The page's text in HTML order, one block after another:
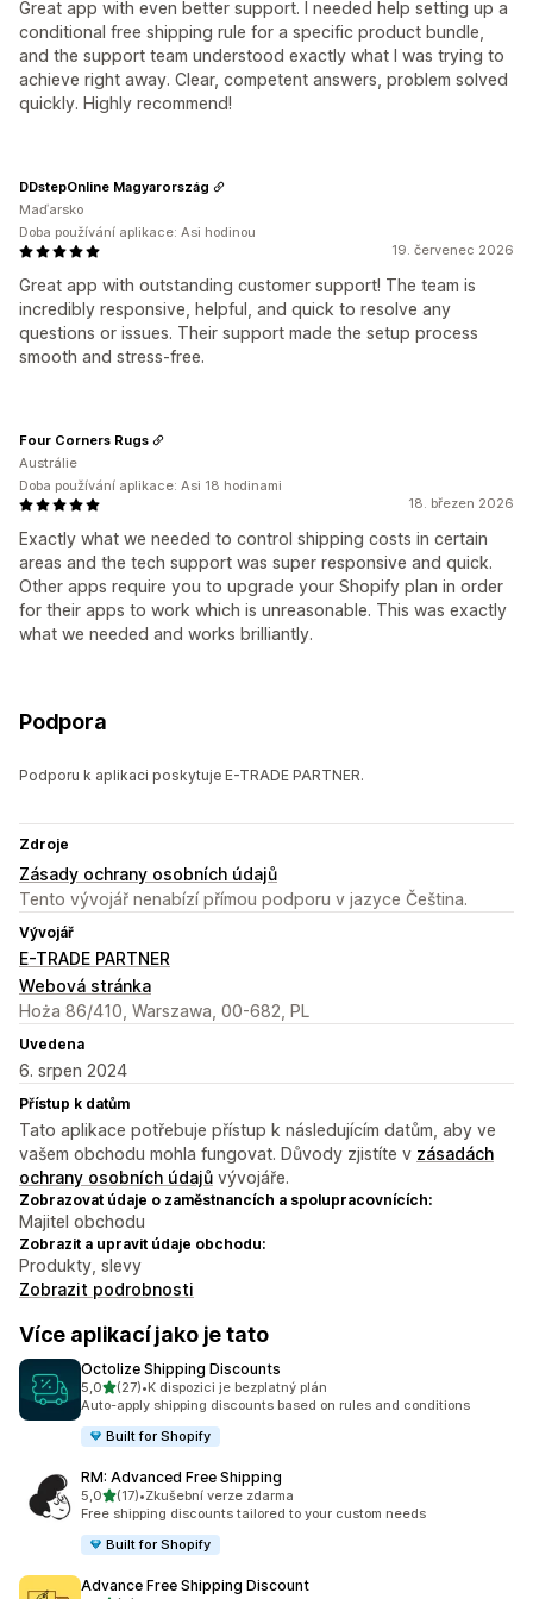
Great app with even better support. I needed help setting up a
conditional free shipping rule for a specific product bundle,
and the support team understood exactly what I was trying to
achieve right away. Clear, competent answers, problem solved
quickly. Highly recommend!
19. červenec 2026
Great app with outstanding customer support! The team is
incredibly responsive, helpful, and quick to resolve any
questions or issues. Their support made the setup process
smooth and stress-free.
DDstepOnline Magyarország
Maďarsko
Doba používání aplikace: Asi hodinou
18. březen 2026
Exactly what we needed to control shipping costs in certain
areas and the tech support was super responsive and quick.
Other apps require you to upgrade your Shopify plan in order
for their apps to work which is unreasonable. This was exactly
what we needed and works brilliantly.
Four Corners Rugs
Austrálie
Doba používání aplikace: Asi 18 hodinami
Podpora
Podporu k aplikaci poskytuje E-TRADE PARTNER.
Zdroje
Zásady ochrany osobních údajů
Tento vývojář nenabízí přímou podporu v jazyce Čeština.
Vývojář
E-TRADE PARTNER
Webová stránka
Hoża 86/410, Warszawa, 00-682, PL
Uvedena
6. srpen 2024
Přístup k datům
Tato aplikace potřebuje přístup k následujícím datům, aby ve
vašem obchodu mohla fungovat. Důvody zjistíte v zásadách
ochrany osobních údajů vývojáře.
Zobrazovat údaje o zaměstnancích a spolupracovnících:
Majitel obchodu
Zobrazit a upravit údaje obchodu:
Produkty, slevy
Zobrazit podrobnosti
Více aplikací jako je tato
Octolize Shipping Discounts
5,0z 5 hvězd
(27)
Celkový počet recenzí: 27
•K dispozici je bezplatný plán
Auto-apply shipping discounts based on rules and conditions
Built for Shopify
RM: Advanced Free Shipping
5,0z 5 hvězd
(17)
Celkový počet recenzí: 17
•Zkušební verze zdarma
Free shipping discounts tailored to your custom needs
Built for Shopify
Advance Free Shipping Discount